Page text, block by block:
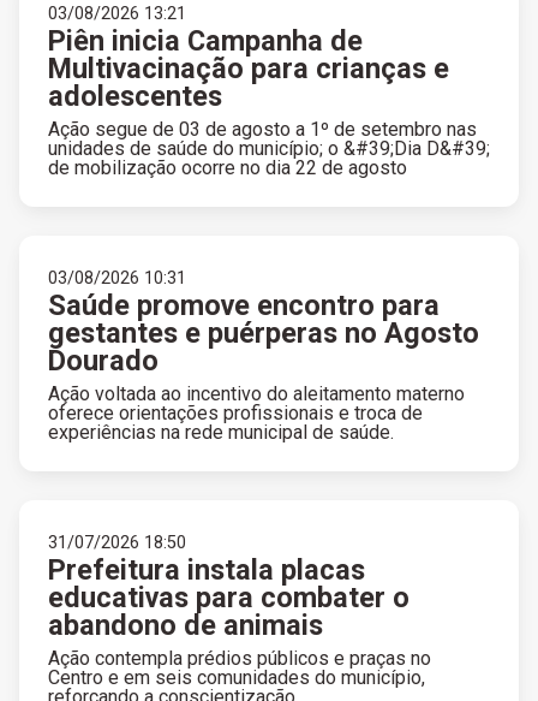
03/08/2026 13:21
Piên inicia Campanha de
Multivacinação para crianças e
adolescentes
Ação segue de 03 de agosto a 1º de setembro nas
unidades de saúde do município; o &#39;Dia D&#39;
de mobilização ocorre no dia 22 de agosto
03/08/2026 10:31
Saúde promove encontro para
gestantes e puérperas no Agosto
Dourado
Ação voltada ao incentivo do aleitamento materno
oferece orientações profissionais e troca de
experiências na rede municipal de saúde.
31/07/2026 18:50
Prefeitura instala placas
educativas para combater o
abandono de animais
Ação contempla prédios públicos e praças no
Centro e em seis comunidades do município,